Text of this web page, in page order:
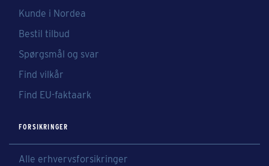
Kunde i Nordea
Bestil tilbud
Spørgsmål og svar
Find vilkår
Find EU-faktaark
FORSIKRINGER
Alle erhvervsforsikringer